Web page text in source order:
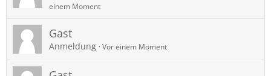
einem Moment
Gast
Anmeldung Vor einem Moment